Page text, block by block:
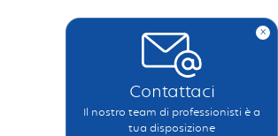
x
Contattaci
Il nostro team di professionisti è a
tua disposizione